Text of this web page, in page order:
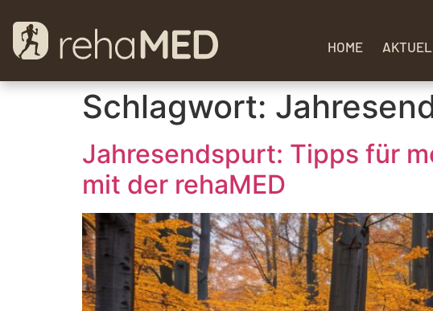
HOME
Schlagwort:
Jahresendspurt: Tipps für
mit der rehaMED